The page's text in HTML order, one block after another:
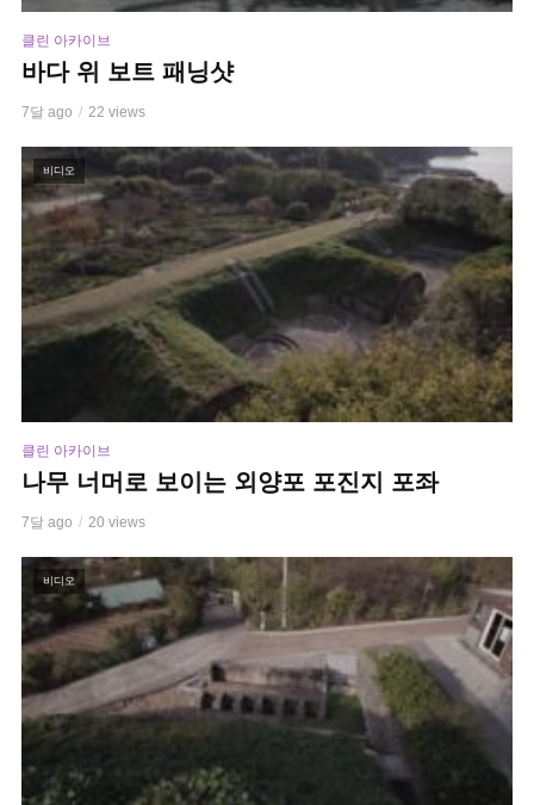
클린 아카이브
바다 위 보트 패닝샷
7달 ago 22 views
비디오
클린 아카이브
나무 너머로 보이는 외양포 포진지 포좌
7달 ago 20 views
비디오